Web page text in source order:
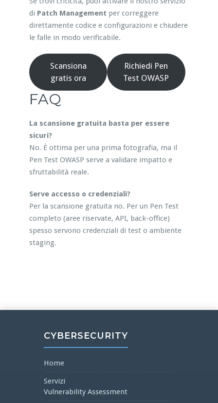
di Patch Management per correggere
direttamente codice e configurazioni e chiudere
le falle in modo verificabile.
Scansiona
gratis ora
Richiedi Pen
Test OWASP
FAQ
La scansione gratuita basta per essere
sicuri?
No. È ottima per una prima fotografia, ma il
Pen Test OWASP serve a validare impatto e
sfruttabilità reale.
Serve accesso o credenziali?
Per la scansione gratuita no. Per un Pen Test
completo (aree riservate, API, back-office)
spesso servono credenziali di test o ambiente
staging.
CYBERSECURITY
Home
Servizi
Vulnerability Assessment